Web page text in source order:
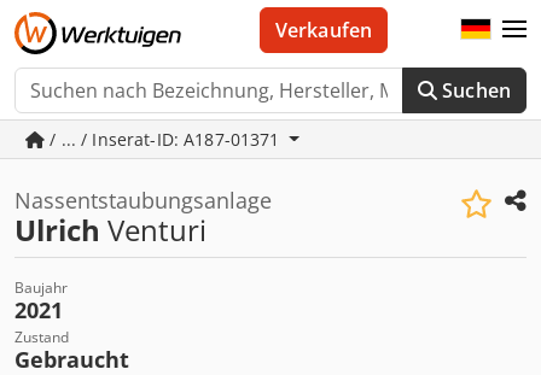
Suchen
Verkaufen
/ ... / Inserat-ID: A187-01371
Nassentstaubungsanlage
Ulrich Venturi
Baujahr
2021
Zustand
Gebraucht